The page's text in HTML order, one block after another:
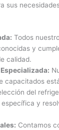
sus
Todos
y
calidad.
capacitados
del
y
Contamos